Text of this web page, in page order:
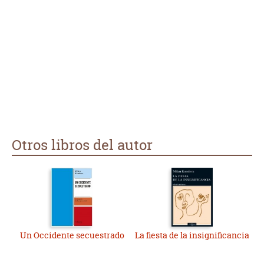
Otros libros del autor
Un Occidente secuestrado La fiesta de la insignificancia